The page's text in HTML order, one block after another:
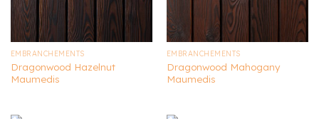
EMBRANCHEMENTS
Dragonwood Hazelnut
Maumedis
EMBRANCHEMENTS
Dragonwood Mahogany
Maumedis